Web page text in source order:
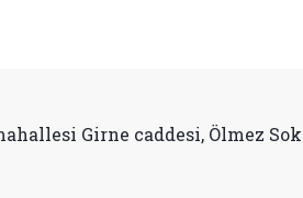
Girne caddesi, Ölmez Sok.